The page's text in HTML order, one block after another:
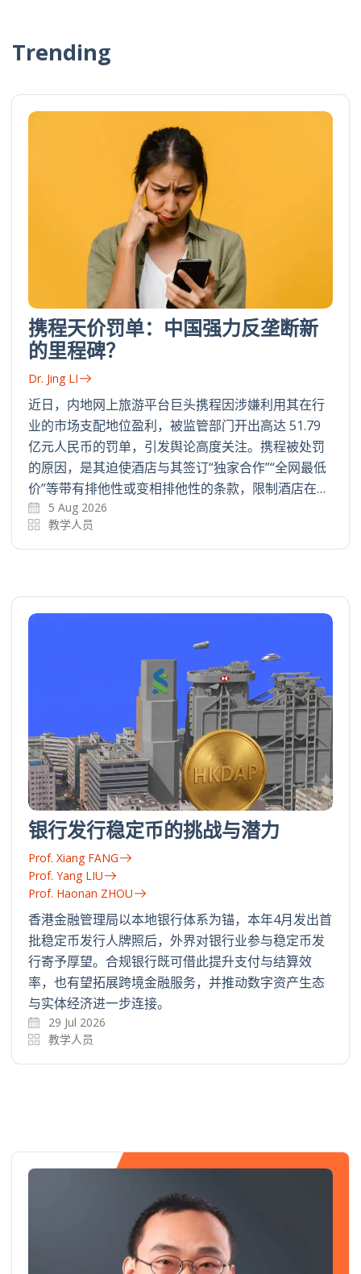
Trending
携程天价罚单：中国强力反垄断新
的里程碑？
Dr. Jing LI
近日，内地网上旅游平台巨头携程因涉嫌利用其在行
业的市场支配地位盈利，被监管部门开出高达 51.79
亿元人民币的罚单，引发舆论高度关注。携程被处罚
的原因，是其迫使酒店与其签订“独家合作”“全网最低
价”等带有排他性或变相排他性的条款，限制酒店在…
5 Aug 2026
教学人员
银行发行稳定币的挑战与潜力
Prof. Xiang FANG
Prof. Yang LIU
Prof. Haonan ZHOU
香港金融管理局以本地银行体系为锚，本年4月发出首
批稳定币发行人牌照后，外界对银行业参与稳定币发
行寄予厚望。合规银行既可借此提升支付与结算效
率，也有望拓展跨境金融服务，并推动数字资产生态
与实体经济进一步连接。
29 Jul 2026
教学人员